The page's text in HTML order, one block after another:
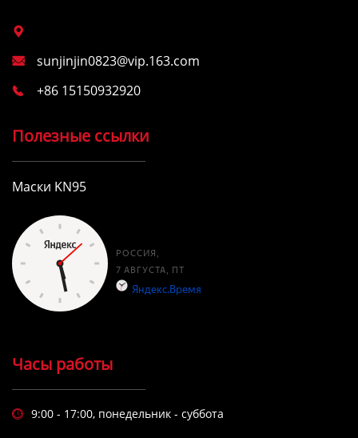

 sunjinjin0823@vip.163.com
 +86 15150932920
Полезные ссылки
Маски KN95
Часы работы
 9:00 - 17:00, понедельник - суббота